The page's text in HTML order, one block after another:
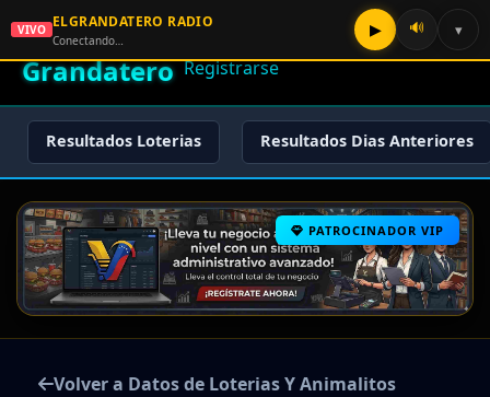
🌟 El
Grandatero
🔑 Iniciar Sesión
📝
Registrarse
Resultados Loterias Resultados Dias Anteriores
PATROCINADOR VIP
Volver a Datos de Loterias Y Animalitos
VIVO ELGRANDATERO RADIO
Conectando…
▶ 🔊 ▾